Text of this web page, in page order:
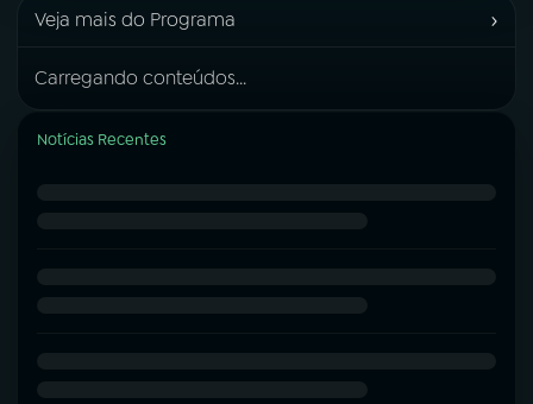
Veja mais do Programa ›
Carregando conteúdos...
Notícias Recentes